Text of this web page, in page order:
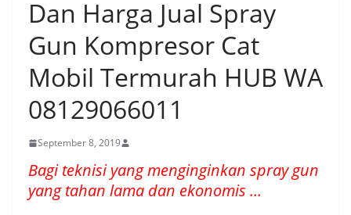
Dan Harga Jual Spray
Gun Kompresor Cat
Mobil Termurah HUB WA
08129066011
September 8, 2019
Bagi teknisi yang menginginkan spray gun
yang tahan lama dan ekonomis …